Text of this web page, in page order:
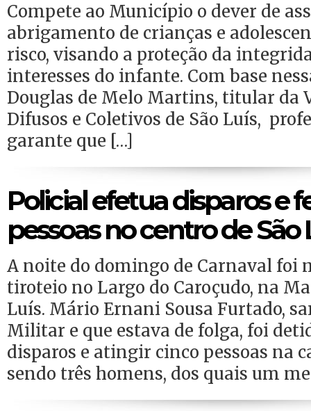
Compete ao Município o dever de
abrigamento de crianças e
risco, visando a proteção da
interesses do infante. Com base
Douglas de Melo Martins, titular da
Difusos e Coletivos de São Luís,
garante que […]
Policial efetua disparos e
pessoas no centro de São
A noite do domingo de Carnaval foi
tiroteio no Largo do Caroçudo, na
Luís. Mário Ernani Sousa Furtado,
Militar e que estava de folga, foi
disparos e atingir cinco pessoas na
sendo três homens, dos quais um